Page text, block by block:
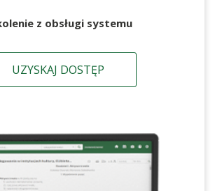
z obsługi systemu
UZYSKAJ DOSTĘP